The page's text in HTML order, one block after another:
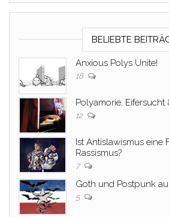
BELIEBTE
Anxious Polys Unite!
18
Polyamorie, Eifersucht
12
Ist Antislawismus eine
Rassismus?
7
Goth und Postpunk
5